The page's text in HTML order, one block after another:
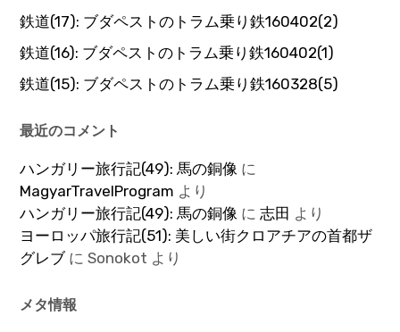
鉄道(17): ブダペストのトラム乗り鉄160402(2)
鉄道(16): ブダペストのトラム乗り鉄160402(1)
鉄道(15): ブダペストのトラム乗り鉄160328(5)
最近のコメント
ハンガリー旅行記(49): 馬の銅像 に
MagyarTravelProgram より
ハンガリー旅行記(49): 馬の銅像 に志田 より
ヨーロッパ旅行記(51): 美しい街クロアチアの首都ザ
グレブにSonokot より
メタ情報